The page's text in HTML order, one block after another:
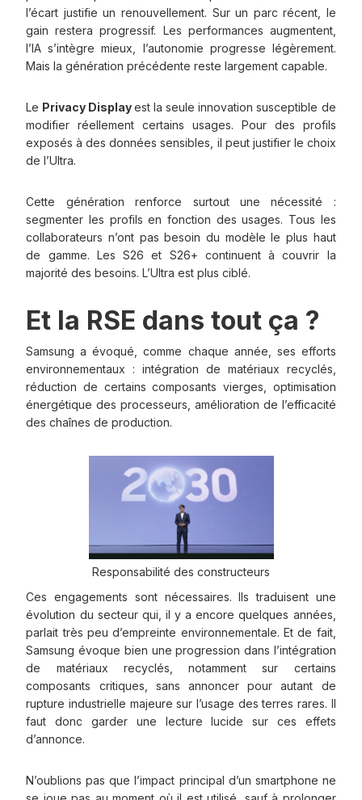
l’écart justifie un renouvellement. Sur un parc récent, le
gain restera progressif. Les performances augmentent,
l’IA s’intègre mieux, l’autonomie progresse légèrement.
Mais la génération précédente reste largement capable.
Le Privacy Displayest la seule innovation susceptible de
modifier réellement certains usages. Pour des profils
exposés à des données sensibles, il peut justifier le choix
de l’Ultra.
Cette génération renforce surtout une nécessité :
segmenter les profils en fonction des usages. Tous les
collaborateurs n’ont pas besoin du modèle le plus haut
de gamme. Les S26 et S26+ continuent à couvrir la
majorité des besoins. L’Ultra est plus ciblé.
Et la RSE dans tout ça ?
Samsung a évoqué, comme chaque année, ses efforts
environnementaux : intégration de matériaux recyclés,
réduction de certains composants vierges, optimisation
énergétique des processeurs, amélioration de l’efficacité
des chaînes de production.
Responsabilité des constructeurs
Ces engagements sont nécessaires. Ils traduisent une
évolution du secteur qui, il y a encore quelques années,
parlait très peu d’empreinte environnementale. Et de fait,
Samsung évoque bien une progression dans l’intégration
de matériaux recyclés, notamment sur certains
composants critiques, sans annoncer pour autant de
rupture industrielle majeure sur l’usage des terres rares. Il
faut donc garder une lecture lucide sur ces effets
d’annonce.
N’oublions pas que l’impact principal d’un smartphone ne